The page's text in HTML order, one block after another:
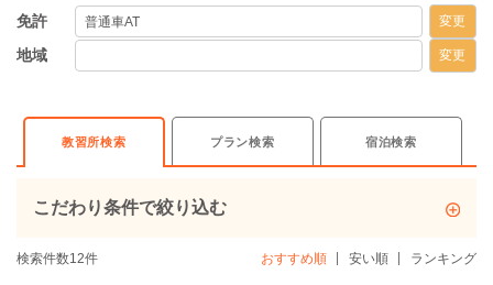
免許 普通車AT 変更
地域 変更
東海
関西 中国・四国
九州・沖縄
教習所検索 プラン検索 宿泊検索
こだわり条件で絞り込む
グループ割 観光地周辺
検索件数12件 おすすめ順 安い順 ランキング